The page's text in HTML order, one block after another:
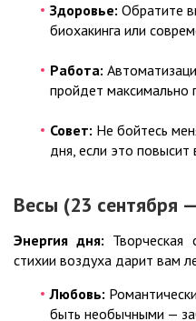
Здоровье: Обратите
биохакинга или
Работа:
пройдет максимально
Совет: Не бойтесь
дня, если это
Весы (23 сентября
Энергия дня:
стихии воздуха дарит вам
Любовь:
быть необычными —